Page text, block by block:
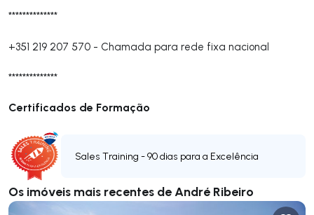
**************
+351 219 207 570 - Chamada para rede fixa nacional
**************
Certificados de Formação
Sales Training - 90 dias para a Excelência
Os imóveis mais recentes de André Ribeiro